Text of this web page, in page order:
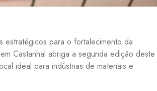
para o fortalecimento da
Castanhal abriga a segunda edição deste
ideal para indústrias de materiais e